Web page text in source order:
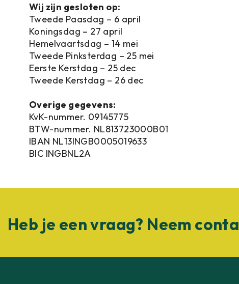
Wij zijn gesloten op:
Tweede Paasdag – 6 april
Koningsdag – 27 april
Hemelvaartsdag – 14 mei
Tweede Pinksterdag – 25 mei
Eerste Kerstdag – 25 dec
Tweede Kerstdag – 26 dec
Overige gegevens:
KvK-nummer. 09145775
BTW-nummer. NL813723000B01
IBAN NL13INGB0005019633
BIC INGBNL2A
Heb je een vraag? Neem